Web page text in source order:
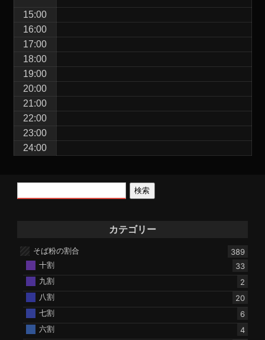
15:00
16:00
17:00
18:00
19:00
20:00
21:00
22:00
23:00
24:00
検索
カテゴリー
そば粉の割合
389
十割
33
九割
2
八割
20
七割
6
六割
4